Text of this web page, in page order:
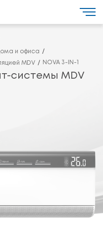
и офиса
MDV NOVA 3-IN-1
системы MDV